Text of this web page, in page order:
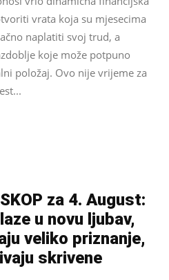
vrata koja su mjesecima
naplatiti svoj trud, a
koje može potpuno
položaj. Ovo nije vrijeme za
za 4. August:
u novu ljubav,
veliko priznanje,
skrivene